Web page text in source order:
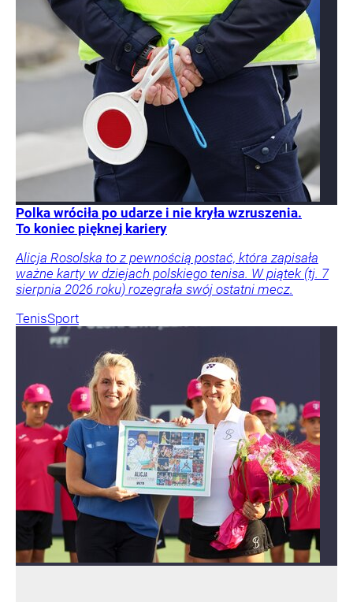
Polka wróciła po udarze i nie kryła wzruszenia.
To koniec pięknej kariery
Alicja Rosolska to z pewnością postać, która zapisała
ważne karty w dziejach polskiego tenisa. W piątek (tj. 7
sierpnia 2026 roku) rozegrała swój ostatni mecz.
TenisSport